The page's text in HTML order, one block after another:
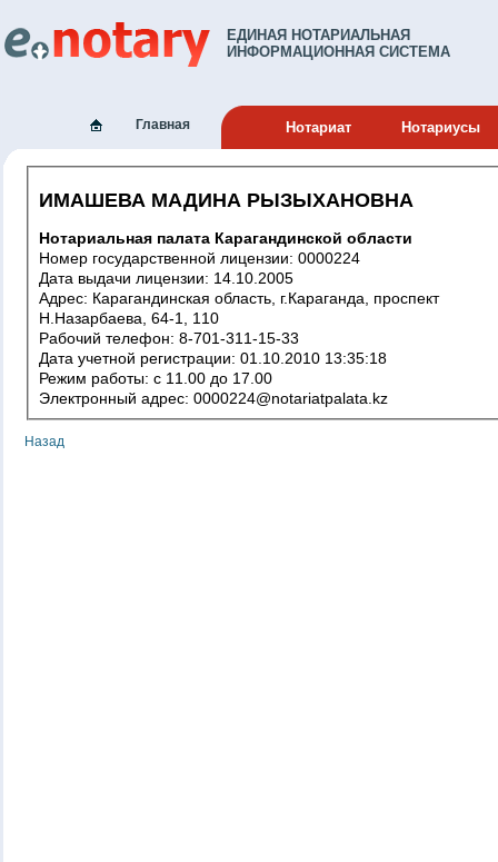
ЕДИНАЯ НОТАРИАЛЬНАЯ
ИНФОРМАЦИОННАЯ СИСТЕМА
Главная Нотариат Нотариусы
ИМАШЕВА МАДИНА РЫЗЫХАНОВНА
Нотариальная палата Карагандинской области
Номер государственной лицензии: 0000224
Дата выдачи лицензии: 14.10.2005
Адрес: Карагандинская область, г.Караганда, проспект
Н.Назарбаева, 64-1, 110
Рабочий телефон: 8-701-311-15-33
Дата учетной регистрации: 01.10.2010 13:35:18
Режим работы: c 11.00 до 17.00
Электронный адрес: 0000224@notariatpalata.kz
Назад